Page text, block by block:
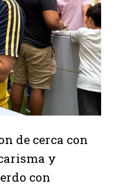
de cerca con
y
con